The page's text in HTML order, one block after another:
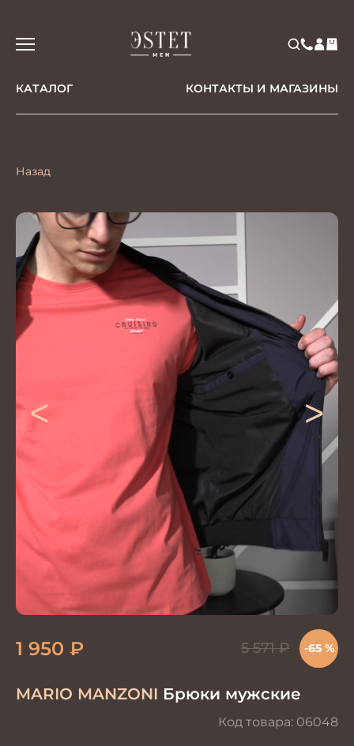
КАТАЛОГ КОНТАКТЫ И МАГАЗИНЫ
Назад
< >
MARIO MANZONI Брюки мужские
Код товара: 06048
1 950 ₽ 5 571₽ -65 %